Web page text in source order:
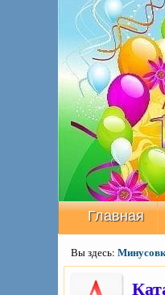
Главная
Вы здесь: